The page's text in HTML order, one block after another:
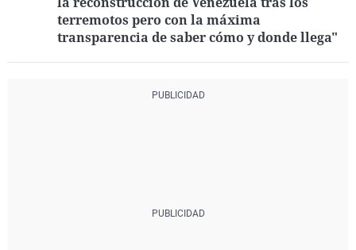
terremotos pero con la máxima
transparencia de saber cómo y donde llega"